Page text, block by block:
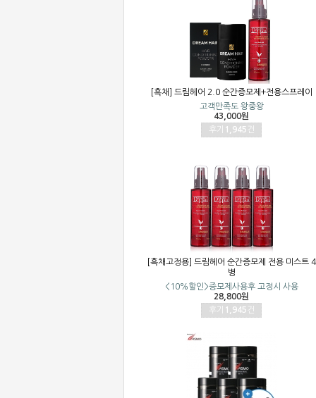
[흑채] 드림헤어 2.0 순간증모제+전용스프레이
고객만족도 왕중왕
43,000원
후기
1,945 건
[흑채고정용] 드림헤어 순간증모제 전용 미스트 4
병
<10%할인>증모제사용후 고정시 사용
28,800원
후기
1,945 건